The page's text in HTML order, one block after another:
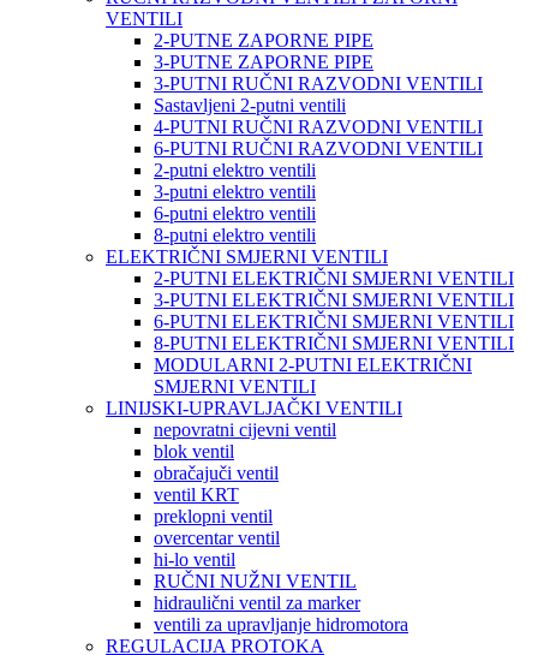
VENTILI
2-PUTNE ZAPORNE PIPE
3-PUTNE ZAPORNE PIPE
3-PUTNI RUČNI RAZVODNI VENTILI
Sastavljeni 2-putni ventili
4-PUTNI RUČNI RAZVODNI VENTILI
6-PUTNI RUČNI RAZVODNI VENTILI
2-putni elektro ventili
3-putni elektro ventili
6-putni elektro ventili
8-putni elektro ventili
ELEKTRIČNI SMJERNI VENTILI
2-PUTNI ELEKTRIČNI SMJERNI VENTILI
3-PUTNI ELEKTRIČNI SMJERNI VENTILI
6-PUTNI ELEKTRIČNI SMJERNI VENTILI
8-PUTNI ELEKTRIČNI SMJERNI VENTILI
MODULARNI 2-PUTNI ELEKTRIČNI
SMJERNI VENTILI
LINIJSKI-UPRAVLJAČKI VENTILI
nepovratni cijevni ventil
blok ventil
obračajuči ventil
ventil KRT
preklopni ventil
overcentar ventil
hi-lo ventil
RUČNI NUŽNI VENTIL
hidraulični ventil za marker
ventili za upravljanje hidromotora
REGULACIJA PROTOKA